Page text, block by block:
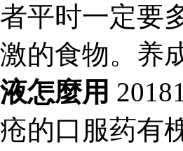
者平时一定要
激的食物。养
液怎麼用
疮的口服药有